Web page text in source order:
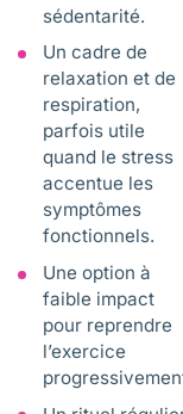
sédentarité.
Un cadre de
relaxation et de
respiration,
parfois utile
quand le stress
accentue les
symptômes
fonctionnels.
Une option à
faible impact
pour reprendre
l’exercice